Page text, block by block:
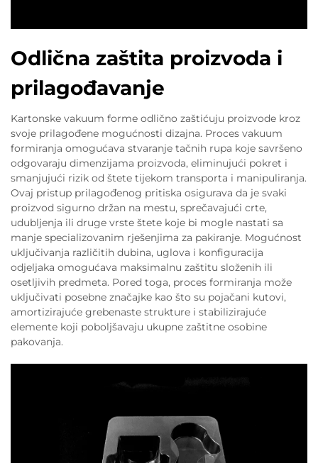
Odlična zaštita proizvoda i
prilagođavanje
Kartonske vakuum forme odlično zaštićuju proizvode kroz
svoje prilagođene mogućnosti dizajna. Proces vakuum
formiranja omogućava stvaranje tačnih rupa koje savršeno
odgovaraju dimenzijama proizvoda, eliminujući pokret i
smanjujući rizik od štete tijekom transporta i manipuliranja.
Ovaj pristup prilagođenog pritiska osigurava da je svaki
proizvod sigurno držan na mestu, sprečavajući crte,
udubljenja ili druge vrste štete koje bi mogle nastati sa
manje specializovanim rješenjima za pakiranje. Mogućnost
uključivanja različitih dubina, uglova i konfiguracija
odjeljaka omogućava maksimalnu zaštitu složenih ili
osetljivih predmeta. Pored toga, proces formiranja može
uključivati posebne značajke kao što su pojačani kutovi,
amortizirajuće grebenaste strukture i stabilizirajuće
elemente koji poboljšavaju ukupne zaštitne osobine
pakovanja.